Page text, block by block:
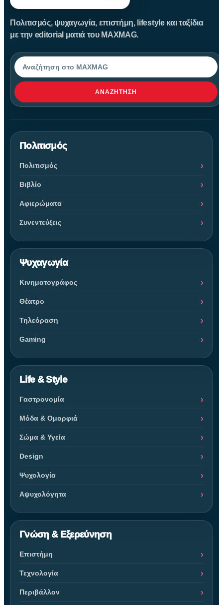
Πολιτισμός, ψυχαγωγία, επιστήμη, lifestyle και ταξίδια
με την editorial ματιά του MAXMAG.
Αναζήτηση
ΑΝΑΖΉΤΗΣΗ
Πολιτισμός
Πολιτισμός
Βιβλίο
Αφιερώματα
Συνεντεύξεις
Ψυχαγωγία
Κινηματογράφος
Θέατρο
Τηλεόραση
Gaming
Life & Style
Γαστρονομία
Μόδα & Ομορφιά
Σώμα & Υγεία
Design
Ψυχολογία
Αψυχολόγητα
Γνώση & Εξερεύνηση
Επιστήμη
Τεχνολογία
Περιβάλλον